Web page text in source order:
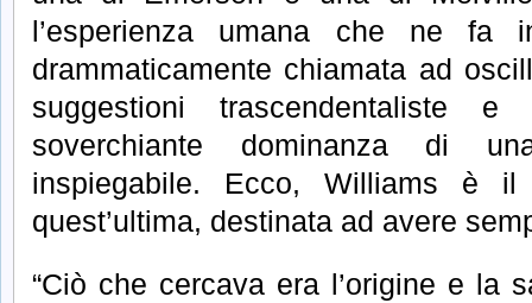
l’esperienza umana che ne fa
drammaticamente chiamata ad
suggestioni trascendentaliste
soverchiante dominanza di
inspiegabile. Ecco, Williams è il
quest’ultima, destinata ad avere
“Ciò che cercava era l’origine e la